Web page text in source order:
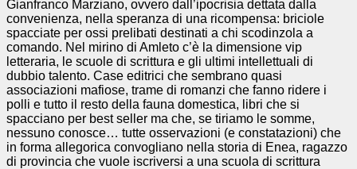
Gianfranco Marziano, ovvero dall’ipocrisia dettata dalla
convenienza, nella speranza di una ricompensa: briciole
spacciate per ossi prelibati destinati a chi scodinzola a
comando. Nel mirino di Amleto c’è la dimensione vip
letteraria, le scuole di scrittura e gli ultimi intellettuali di
dubbio talento. Case editrici che sembrano quasi
associazioni mafiose, trame di romanzi che fanno ridere i
polli e tutto il resto della fauna domestica, libri che si
spacciano per best seller ma che, se tiriamo le somme,
nessuno conosce… tutte osservazioni (e constatazioni) che
in forma allegorica convogliano nella storia di Enea, ragazzo
di provincia che vuole iscriversi a una scuola di scrittura